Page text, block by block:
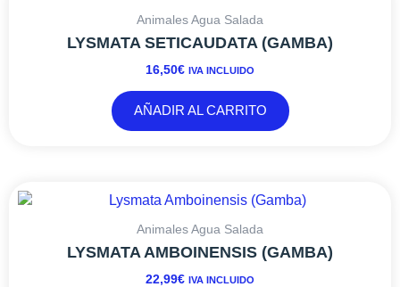
Animales Agua Salada
LYSMATA SETICAUDATA (GAMBA)
16,50€ IVA INCLUIDO
AÑADIR AL CARRITO
Animales Agua Salada
LYSMATA AMBOINENSIS (GAMBA)
22,99€ IVA INCLUIDO